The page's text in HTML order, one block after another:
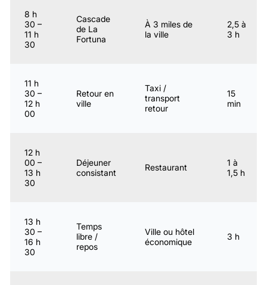
8 h
30 –
11 h
30
Cascade
de La
Fortuna
À 3 miles de
la ville
2,5 à
3 h
11 h
30 –
12 h
00
Retour en
ville
Taxi /
transport
retour
15
min
12 h
00 –
13 h
30
Déjeuner
consistant
Restaurant
1 à
1,5 h
13 h
30 –
16 h
30
Temps
libre /
repos
Ville ou hôtel
économique
3 h